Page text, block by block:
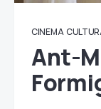
CINEMA
Ant-